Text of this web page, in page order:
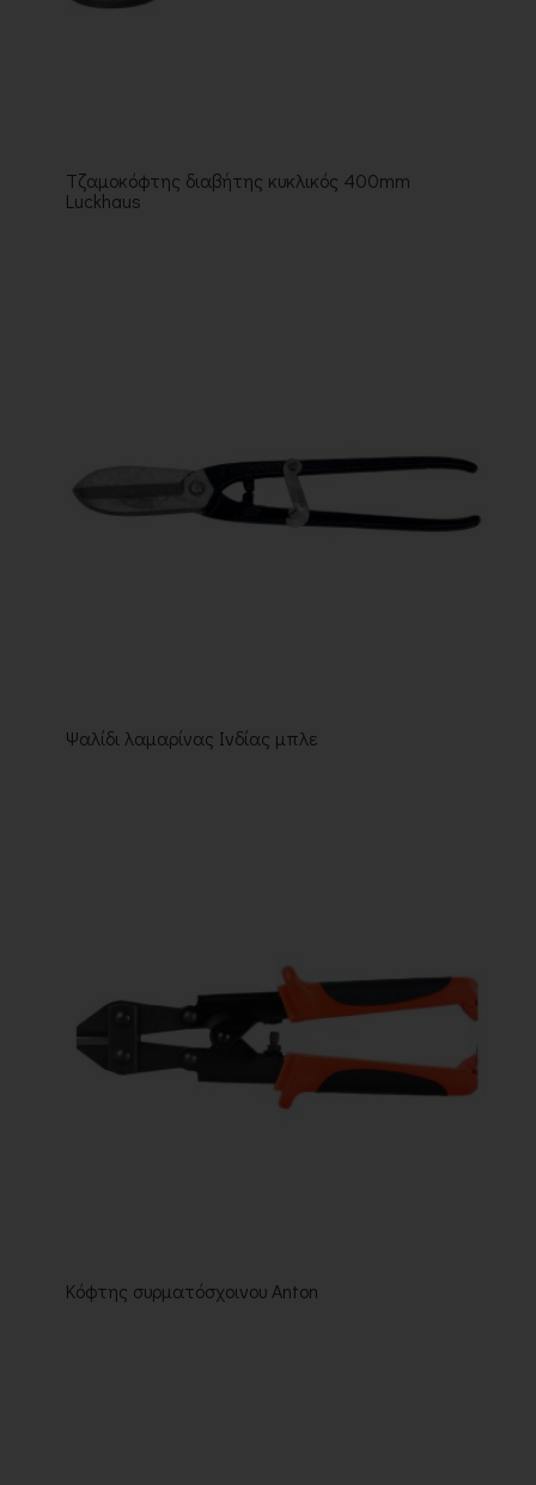
Τζαμοκόφτης διαβήτης κυκλικός 400mm
Luckhaus
Ψαλίδι λαμαρίνας Ινδίας μπλε
Κόφτης συρματόσχοινου Anton